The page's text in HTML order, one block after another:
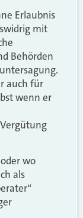
Erlaubnis
mit
Behörden
auch für
wenn er
wo
als